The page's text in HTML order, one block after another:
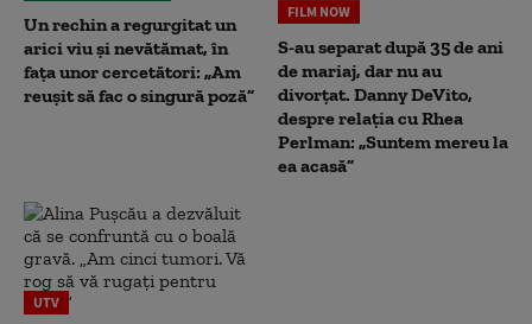
Un rechin a regurgitat un
arici viu și nevătămat, în
fața unor cercetători: „Am
reușit să fac o singură poză”
FILM NOW
S-au separat după 35 de ani
de mariaj, dar nu au
divorțat. Danny DeVito,
despre relația cu Rhea
Perlman: „Suntem mereu la
ea acasă”
UTV